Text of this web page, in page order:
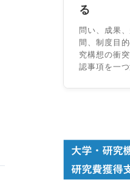
る
問い、成果
間、制度目
究構想の衝
認事項を一